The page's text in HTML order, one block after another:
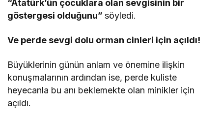
“Atatürk’ün çocuklara olan sevgisinin bir
göstergesi olduğunu”söyledi.
Ve perde sevgi dolu orman cinleri için açıldı!
Büyüklerinin günün anlam ve önemine ilişkin
konuşmalarının ardından ise, perde kuliste
heyecanla bu anı beklemekte olan minikler için
açıldı.